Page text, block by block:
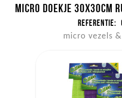
Micro doekje 30x30cm
Referentie:
micro vezels